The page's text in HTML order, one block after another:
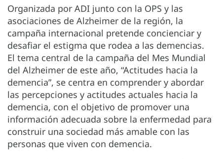
Organizada por ADI junto con la OPS y las
asociaciones de Alzheimer de la región, la
campaña internacional pretende concienciar y
desafiar el estigma que rodea a las demencias.
El tema central de la campaña del Mes Mundial
del Alzheimer de este año, “Actitudes hacia la
demencia”, se centra en comprender y abordar
las percepciones y actitudes actuales hacia la
demencia, con el objetivo de promover una
información adecuada sobre la enfermedad para
construir una sociedad más amable con las
personas que viven con demencia.